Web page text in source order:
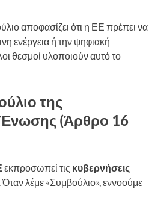
αποφασίζει ότι η ΕΕ πρέπει να
ενέργεια ή την ψηφιακή
θεσμοί υλοποιούν αυτό το
της
(Άρθρο 16
εκπροσωπεί τις κυβερνήσεις
Όταν λέμε «Συμβούλιο», εννοούμε